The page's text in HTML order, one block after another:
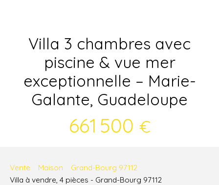
Villa 3 chambres avec
piscine & vue mer
exceptionnelle – Marie-
Galante, Guadeloupe
661 500 €
Vente Maison
Grand-Bourg 97112
Villa à vendre, 4 pièces - Grand-Bourg 97112